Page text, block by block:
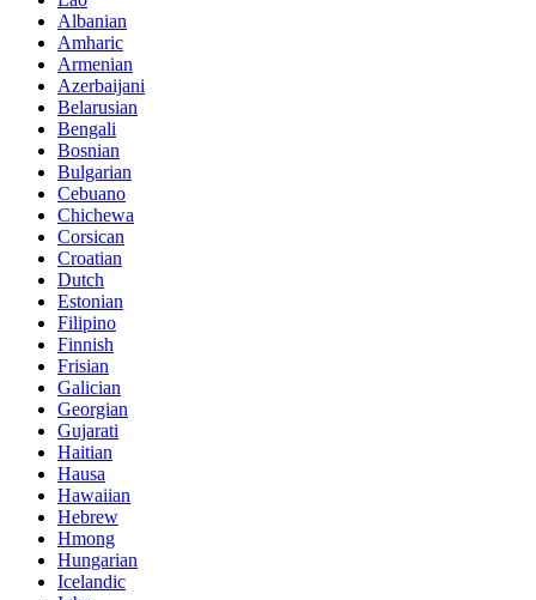
Albanian
Amharic
Armenian
Azerbaijani
Belarusian
Bengali
Bosnian
Bulgarian
Cebuano
Chichewa
Corsican
Croatian
Dutch
Estonian
Filipino
Finnish
Frisian
Galician
Georgian
Gujarati
Haitian
Hausa
Hawaiian
Hebrew
Hmong
Hungarian
Icelandic